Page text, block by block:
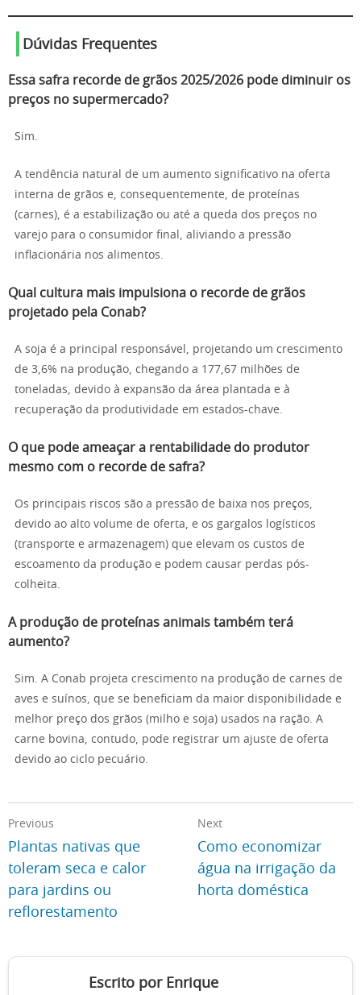
Dúvidas Frequentes
Essa safra recorde de grãos 2025/2026 pode diminuir os
preços no supermercado?
Sim.
A tendência natural de um aumento significativo na oferta
interna de grãos e, consequentemente, de proteínas
(carnes), é a estabilização ou até a queda dos preços no
varejo para o consumidor final, aliviando a pressão
inflacionária nos alimentos.
Qual cultura mais impulsiona o recorde de grãos
projetado pela Conab?
A soja é a principal responsável, projetando um crescimento
de 3,6% na produção, chegando a 177,67 milhões de
toneladas, devido à expansão da área plantada e à
recuperação da produtividade em estados-chave.
O que pode ameaçar a rentabilidade do produtor
mesmo com o recorde de safra?
Os principais riscos são a pressão de baixa nos preços,
devido ao alto volume de oferta, e os gargalos logísticos
(transporte e armazenagem) que elevam os custos de
escoamento da produção e podem causar perdas pós-
colheita.
A produção de proteínas animais também terá
aumento?
Sim. A Conab projeta crescimento na produção de carnes de
aves e suínos, que se beneficiam da maior disponibilidade e
melhor preço dos grãos (milho e soja) usados na ração. A
carne bovina, contudo, pode registrar um ajuste de oferta
devido ao ciclo pecuário.
Previous
Plantas nativas que
toleram seca e calor
para jardins ou
reflorestamento
Next
Como economizar
água na irrigação da
horta doméstica
Escrito por Enrique